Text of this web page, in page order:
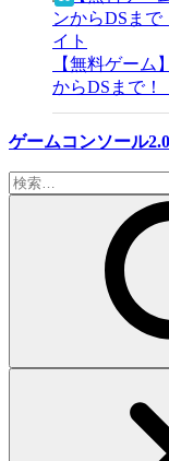
【無料ゲーム
からDSまで
ゲームコンソール2.0
検
索: